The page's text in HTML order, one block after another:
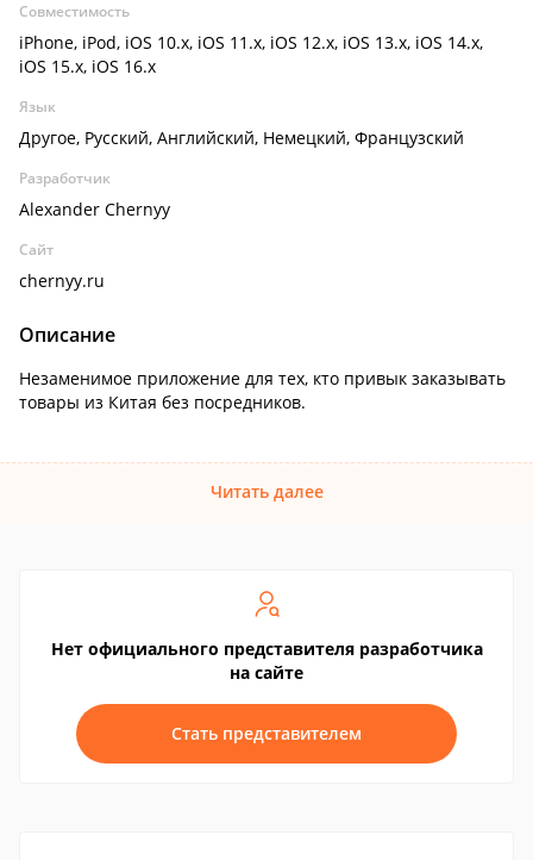
Совместимость
iPhone, iPod, iOS 10.x, iOS 11.x, iOS 12.x, iOS 13.x, iOS 14.x,
iOS 15.x, iOS 16.x
Язык
Другое, Русский, Английский, Немецкий, Французский
Разработчик
Alexander Chernyy
Сайт
chernyy.ru
Описание
Незаменимое приложение для тех, кто привык заказывать
товары из Китая без посредников.
Читать далее
Нет официального представителя разработчика
на сайте
Стать представителем